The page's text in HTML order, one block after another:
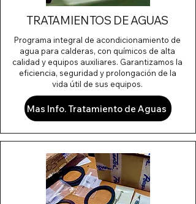
TRATAMIENTOS DE AGUAS
Programa integral de acondicionamiento de
agua para calderas, con químicos de alta
calidad y equipos auxiliares. Garantizamos la
eficiencia, seguridad y prolongación de la
vida útil de sus equipos.
Mas Info. Tratamiento de Aguas